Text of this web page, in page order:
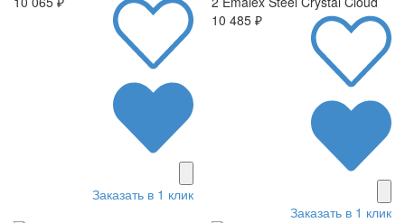
Заказать в 1 клик
10 485 ₽
Заказать в 1 клик